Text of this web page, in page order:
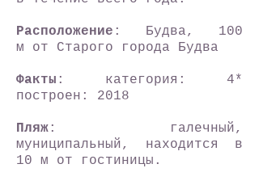
Расположение : Будва, 100
м от Старого города Будва
Факты : категория: 4*
построен: 2018
Пляж : галечный,
муниципальный, находится в
10 м от гостиницы.